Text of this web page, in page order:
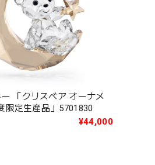
「クリスベア オーナメ
限定生産品」5701830
¥44,000